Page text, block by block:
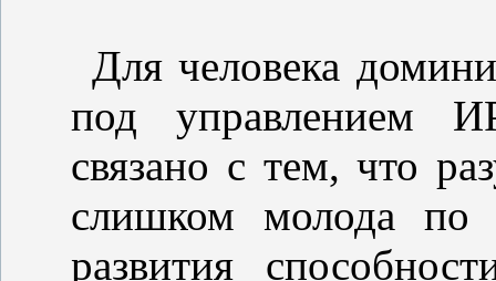
Для человека
под управлением
связано с тем, что
слишком молода
развития